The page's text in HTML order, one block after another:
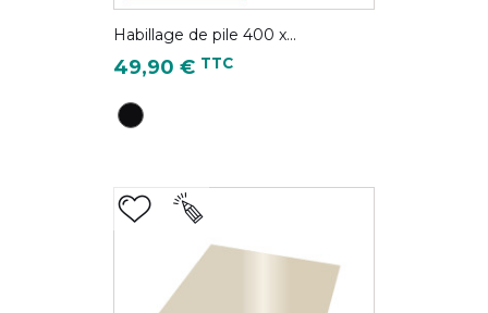
Habillage de pile 400 x...
Prix
49,90 € TTC
Noir foncé - RAL 9005